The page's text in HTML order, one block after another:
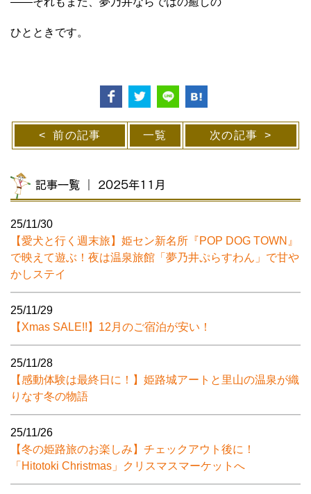
ひとときです。
前の記事 一覧 次の記事
記事一覧 ｜ 2025年11月
25/11/30
【愛犬と行く週末旅】姫セン新名所『POP DOG TOWN』
で映えて遊ぶ！夜は温泉旅館「夢乃井ぷらすわん」で甘や
かしステイ
25/11/29
【Xmas SALE!!】12月のご宿泊が安い！
25/11/28
【感動体験は最終日に！】姫路城アートと里山の温泉が織
りなす冬の物語
25/11/26
【冬の姫路旅のお楽しみ】チェックアウト後に！
「Hitotoki Christmas」クリスマスマーケットへ